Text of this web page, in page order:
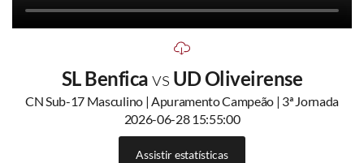
SL Benficavs UD Oliveirense
CN Sub-17 Masculino | Apuramento Campeão | 3ª Jornada
2026-06-28 15:55:00
Assistir estatísticas